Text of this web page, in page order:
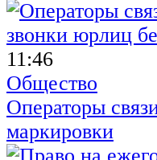
11:46
Общество
Операторы
маркировки